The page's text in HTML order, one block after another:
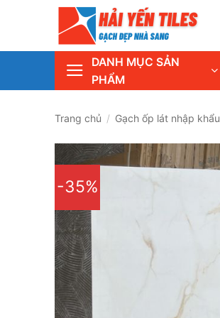
content
DANH MỤC SẢN
PHẨM
Trang chủ / Gạch ốp lát nhập khẩu
-35%